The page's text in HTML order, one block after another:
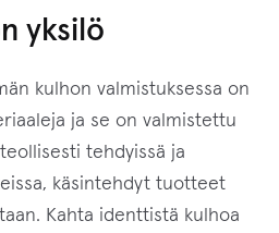
yksilö
kulhon valmistuksessa on
ja se on valmistettu
tehdyissä ja
käsintehdyt tuotteet
Kahta identtistä kulhoa